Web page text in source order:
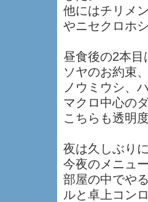
他にはチリメ
やニセクロホ
昼食後の2本目
ソヤのお約束
ノウミウシ、
マクロ中心の
こちらも透明
夜は久しぶり
今夜のメニュ
部屋の中でや
ルと卓上コン